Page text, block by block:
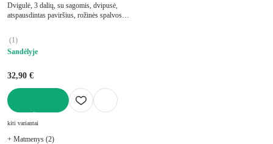
Dvigulė, 3 dalių, su sagomis, dvipusė,
atspausdintas paviršius, rožinės spalvos,
(1)
Sandėlyje
32,90 €
kiti variantai
+ Matmenys (2)